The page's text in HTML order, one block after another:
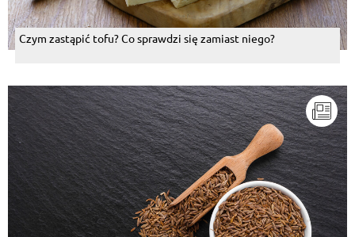
Czym zastąpić tofu? Co sprawdzi się zamiast niego?